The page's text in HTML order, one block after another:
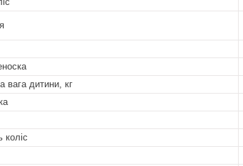
вага дитини, кг
коліс